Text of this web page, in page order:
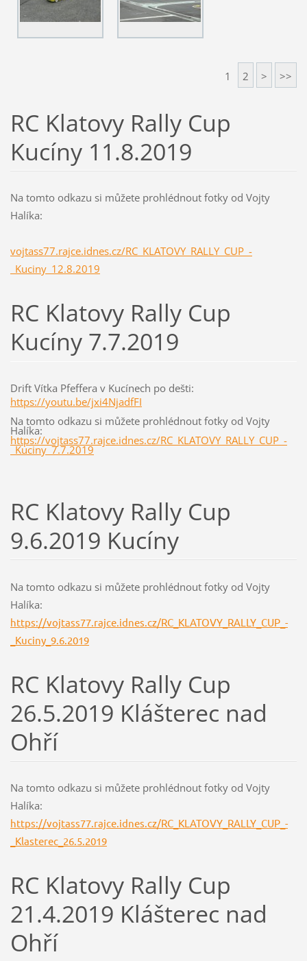
1 2 > >>
RC Klatovy Rally Cup
Kucíny 11.8.2019
Na tomto odkazu si můžete prohlédnout fotky od Vojty
Halíka:
vojtass77.rajce.idnes.cz/RC_KLATOVY_RALLY_CUP_-
_Kuciny_12.8.2019
RC Klatovy Rally Cup
Kucíny 7.7.2019
Drift Vítka Pfeffera v Kucínech po dešti:
https://youtu.be/jxi4NjadfFI
Na tomto odkazu si můžete prohlédnout fotky od Vojty
Halíka:
https://vojtass77.rajce.idnes.cz/RC_KLATOVY_RALLY_CUP_-
_Kuciny_7.7.2019
RC Klatovy Rally Cup
9.6.2019 Kucíny
Na tomto odkazu si můžete prohlédnout fotky od Vojty
Halíka:
https://vojtass77.rajce.idnes.cz/RC_KLATOVY_RALLY_CUP_-
_Kuciny_9.6.2019
RC Klatovy Rally Cup
26.5.2019 Klášterec nad
Ohří
Na tomto odkazu si můžete prohlédnout fotky od Vojty
Halíka:
https://vojtass77.rajce.idnes.cz/RC_KLATOVY_RALLY_CUP_-
_Klasterec_26.5.2019
RC Klatovy Rally Cup
21.4.2019 Klášterec nad
Ohří